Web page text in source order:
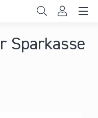
Sparkasse